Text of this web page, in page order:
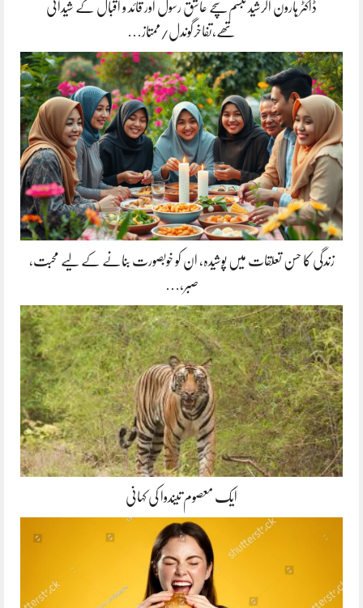
ڈاکٹر ہارون الرشید تبسم سچے عاشق رسول اور قائد و اقبال کے شیدائی
تھے،تفاخرگوندل/ممتاز…
زندگی کا حسن تعلقات میں پوشیدہ, ان کو خوبصورت بنانے کے لیے محبت،
صبر،…
ایک معصوم تیندوا کی کہانی